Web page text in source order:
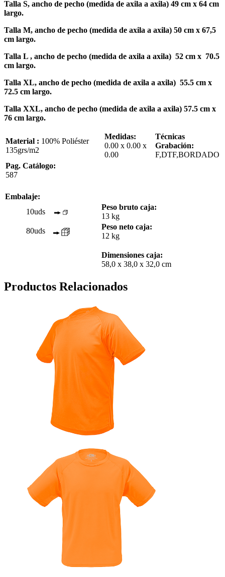
Talla S, ancho de pecho (medida de axila a axila) 49 cm x 64 cm
largo.
Talla M, ancho de pecho (medida de axila a axila) 50 cm x 67,5
cm largo.
Talla L , ancho de pecho (medida de axila a axila) 52 cm x 70.5
cm largo.
Talla XL, ancho de pecho (medida de axila a axila) 55.5 cm x
72.5 cm largo.
Talla XXL, ancho de pecho (medida de axila a axila) 57.5 cm x
76 cm largo.
Material : 100% Poliéster
135grs/m2
Medidas:
0.00 x 0.00 x
0.00
Técnicas
Grabación:
F,DTF,BORDADO
Pag. Catálogo:
587
Embalaje:
10uds
Peso bruto caja:
13 kg
80uds
Peso neto caja:
12 kg
Dimensiones caja:
58,0 x 38,0 x 32,0 cm
Productos Relacionados